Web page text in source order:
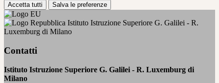
Accetta tutti Salva le preferenze
Istituto Istruzione Superiore G. Galilei - R.
Luxemburg di Milano
Contatti
Istituto Istruzione Superiore G. Galilei - R. Luxemburg di
Milano